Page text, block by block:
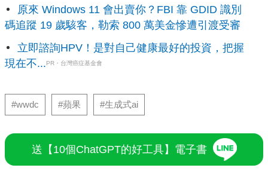
原來 Windows 11 會出賣你？FBI 靠 GDID 識別
碼追蹤 19 歲駭客，勒索 800 萬美金慘遭引渡受審
立即諮詢HPV！是對自己健康最好的投資，把握
現在不...PR・台灣癌症基金會
#wwdc #蘋果 #生成式ai
送【10個ChatGPT的好工具】電子書